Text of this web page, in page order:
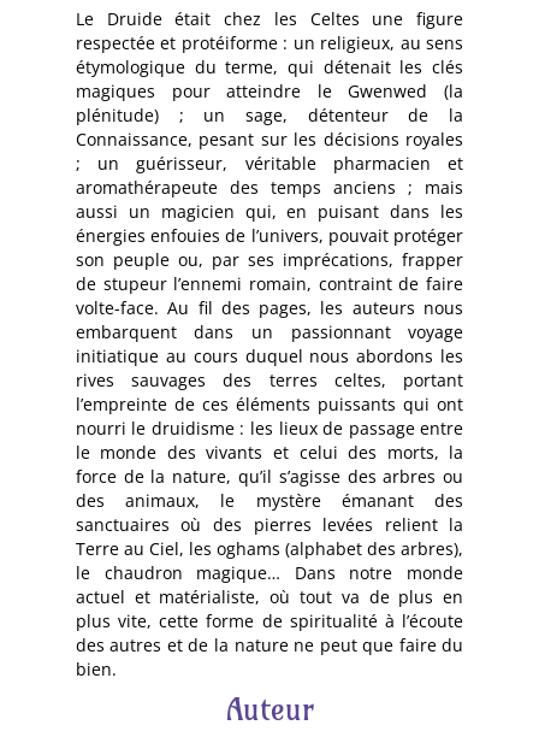
Le Druide était chez les Celtes une figure
respectée et protéiforme : un religieux, au sens
étymologique du terme, qui détenait les clés
magiques pour atteindre le Gwenwed (la
plénitude) ; un sage, détenteur de la
Connaissance, pesant sur les décisions royales
; un guérisseur, véritable pharmacien et
aromathérapeute des temps anciens ; mais
aussi un magicien qui, en puisant dans les
énergies enfouies de l’univers, pouvait protéger
son peuple ou, par ses imprécations, frapper
de stupeur l’ennemi romain, contraint de faire
volte-face. Au fil des pages, les auteurs nous
embarquent dans un passionnant voyage
initiatique au cours duquel nous abordons les
rives sauvages des terres celtes, portant
l’empreinte de ces éléments puissants qui ont
nourri le druidisme : les lieux de passage entre
le monde des vivants et celui des morts, la
force de la nature, qu’il s’agisse des arbres ou
des animaux, le mystère émanant des
sanctuaires où des pierres levées relient la
Terre au Ciel, les oghams (alphabet des arbres),
le chaudron magique… Dans notre monde
actuel et matérialiste, où tout va de plus en
plus vite, cette forme de spiritualité à l’écoute
des autres et de la nature ne peut que faire du
bien.
Auteur